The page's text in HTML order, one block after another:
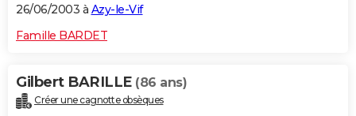
26/06/2003 à Azy-le-Vif
Famille BARDET
Gilbert BARILLE (86 ans)
Créer une cagnotte obsèques